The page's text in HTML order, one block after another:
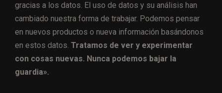
gracias a los datos. El uso de datos y su análisis han
cambiado nuestra forma de trabajar. Podemos pensar
en nuevos productos o nueva información basándonos
en estos datos. Tratamos de ver y experimentar
con cosas nuevas. Nunca podemos bajar la
guardia».